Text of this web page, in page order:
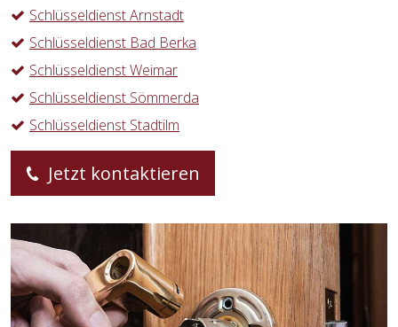
Schlüsseldienst Arnstadt
Schlüsseldienst Bad Berka
Schlüsseldienst Weimar
Schlüsseldienst Sömmerda
Schlüsseldienst Stadtilm
Jetzt kontaktieren